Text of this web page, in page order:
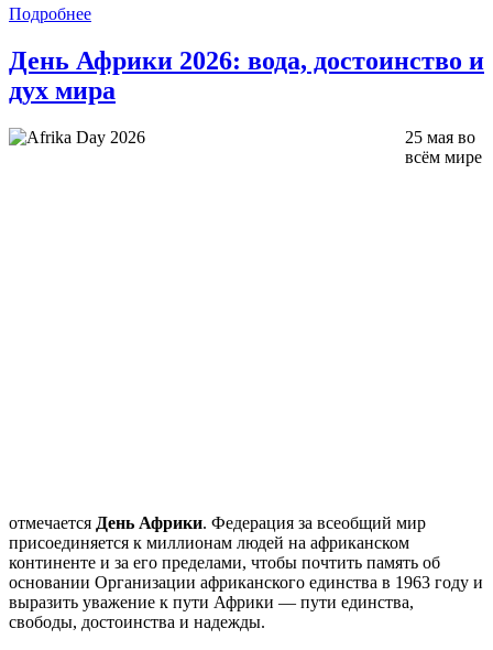
Подробнее
День Африки 2026: вода, достоинство и
дух мира
25 мая во
всём мире
отмечается День Африки. Федерация за всеобщий мир
присоединяется к миллионам людей на африканском
континенте и за его пределами, чтобы почтить память об
основании Организации африканского единства в 1963 году и
выразить уважение к пути Африки — пути единства,
свободы, достоинства и надежды.